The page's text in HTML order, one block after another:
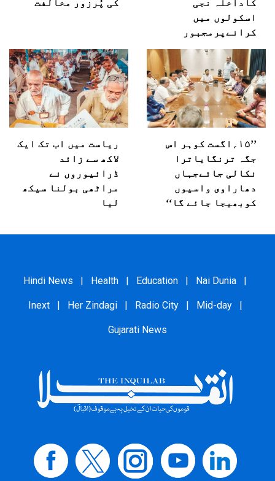
کاداخلہ نجی
اسکولوں میں
کرانےپرمجبور
کی پُرزور مخالفت
’’۱۵؍اگست کوہر اس
جگہ ترنگایاترا
نکالی جائےجہاں
دھاراوی واسیوں
کوبھیجا جائے گا‘‘
ریاست میں اب تک ایک
لاکھ سے زائد
ڈرائیوروں نے
مراٹھی بولنا سیکھ
لیا
Hindi News | Health | Education | Nai Dunia |
Inext | Her Zindagi | Radio City | Mid-day |
Gujarati News